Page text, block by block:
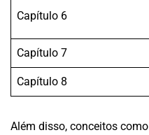
Capítulo 6
Capítulo 7
Capítulo 8
Além disso, conceitos como